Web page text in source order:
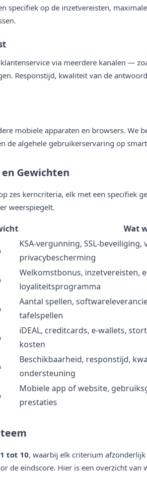
specifiek op de inzetvereisten,
via meerdere kanalen —
Responstijd, kwaliteit van de
mobiele apparaten en browsers. We
de algehele gebruikerservaring op
Gewichten
zes kerncriteria, elk met een specifiek
weerspiegelt.
Wat
KSA-vergunning, SSL-
privacybescherming
Welkomstbonus, inzetvereisten,
loyaliteitsprogramma
Aantal spellen,
tafelspellen
iDEAL, creditcards, e-wallets,
kosten
Beschikbaarheid, responstijd,
ondersteuning
Mobiele app of website,
prestaties
tot 10, waarbij elk criterium
de eindscore. Hier is een overzicht van